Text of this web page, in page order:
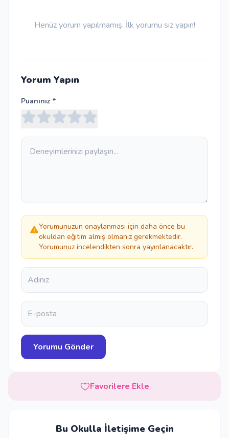
Henüz yorum yapılmamış. İlk yorumu siz yapın!
Yorum Yapın
Puanınız *
Yorumunuzun onaylanması için daha önce bu
okuldan eğitim almış olmanız gerekmektedir.
Yorumunuz incelendikten sonra yayınlanacaktır.
Favorilere Ekle
Bu Okulla İletişime Geçin